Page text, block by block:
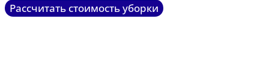
Рассчитать стоимость уборки